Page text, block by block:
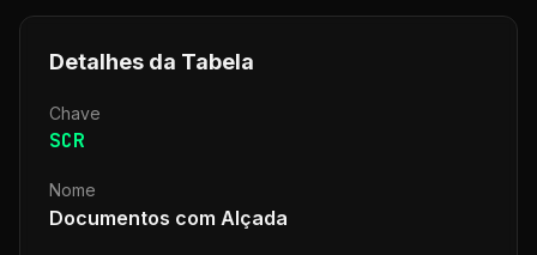
Detalhes da Tabela
Chave
SCR
Nome
Documentos com Alçada